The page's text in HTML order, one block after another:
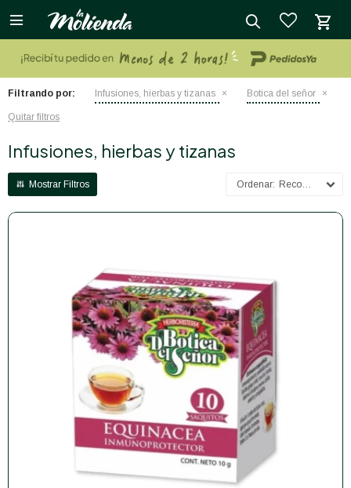

Filtrando por: Infusiones, hierbas y tizanas Botica del señor
Quitar filtros
Infusiones, hierbas y tizanas
Recomendados